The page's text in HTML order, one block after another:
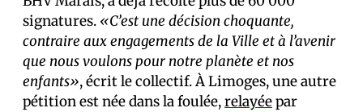
signatures. «C’est une décision choquante,
contraire aux engagements de la Ville et à l’avenir
que nous voulons pour notre planète et nos
enfants», écrit le collectif. À Limoges, une autre
pétition est née dans la foulée,relayéepar